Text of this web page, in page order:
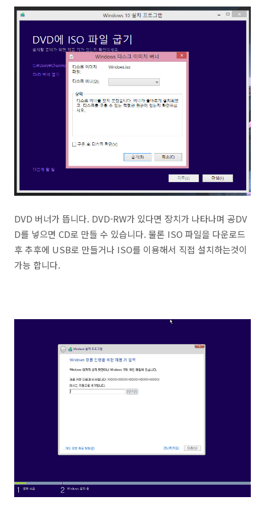
DVD 버너가 뜹니다. DVD-RW가 있다면 장치가 나타나며 공DV
D를 넣으면 CD로 만들 수 있습니다. 물론 ISO 파일을 다운로드
후 추후에 USB로 만들거나 ISO를 이용해서 직접 설치하는것이
가능 합니다.